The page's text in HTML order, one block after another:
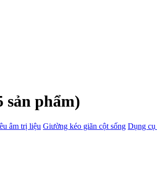
sản phẩm)
âm trị liệu Giường kéo giãn cột sống Dụng